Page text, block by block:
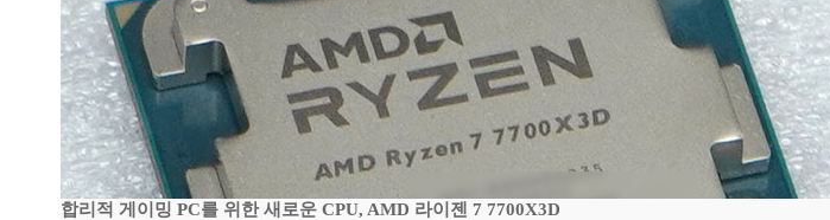
합리적 게이밍 PC를 위한 새로운 CPU, AMD 라이젠 7 7700X3D